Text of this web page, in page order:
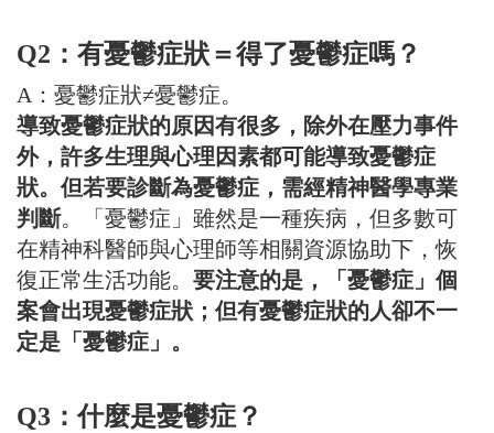
Q2：有憂鬱症狀＝得了憂鬱症嗎？
A：憂鬱症狀≠憂鬱症。
導致憂鬱症狀的原因有很多，除外在壓力事件
外，許多生理與心理因素都可能導致憂鬱症
狀。但若要診斷為憂鬱症，需經精神醫學專業
判斷。「憂鬱症」雖然是一種疾病，但多數可
在精神科醫師與心理師等相關資源協助下，恢
復正常生活功能。 要注意的是，「憂鬱症」個
案會出現憂鬱症狀；但有憂鬱症狀的人卻不一
定是「憂鬱症」。
Q3：什麼是憂鬱症？